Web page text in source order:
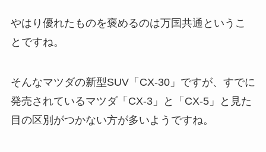
やはり優れたものを褒めるのは万国共通というこ
とですね。
そんなマツダの新型SUV「CX-30」ですが、すでに
発売されているマツダ「CX-3」と「CX-5」と見た
目の区別がつかない方が多いようですね。